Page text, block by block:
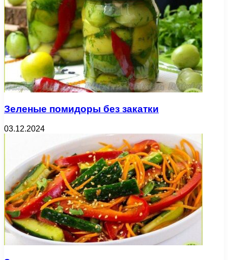
Зеленые помидоры без закатки
03.12.2024